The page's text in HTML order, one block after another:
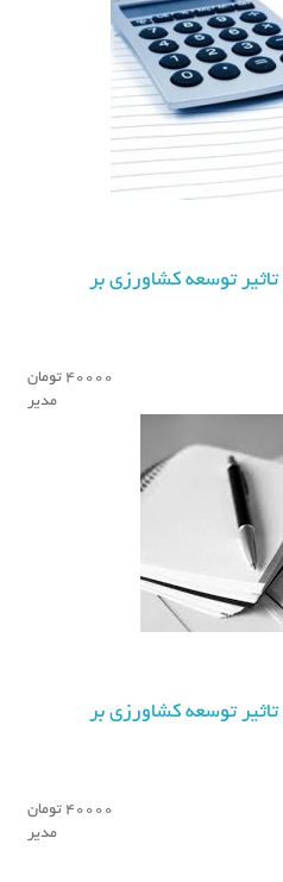
توسعه كشاورزی بر
40000 تومان
مدیر
توسعه كشاورزي بر
40000 تومان
مدیر